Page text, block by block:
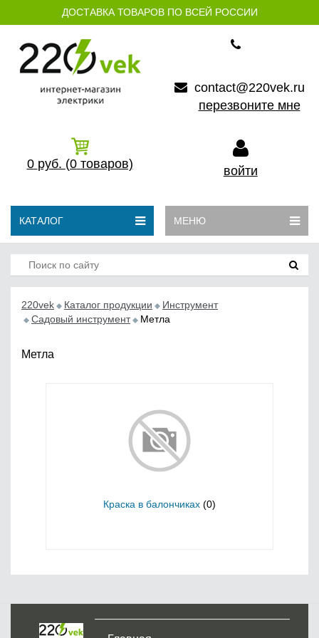
ДОСТАВКА ТОВАРОВ ПО ВСЕЙ РОССИИ
contact@220vek.ru
перезвоните мне
0 руб. (0 товаров) войти
КАТАЛОГ МЕНЮ
220vek Каталог продукции
Инструмент
Садовый инструмент
Метла
Метла
Краска в балончиках (0)